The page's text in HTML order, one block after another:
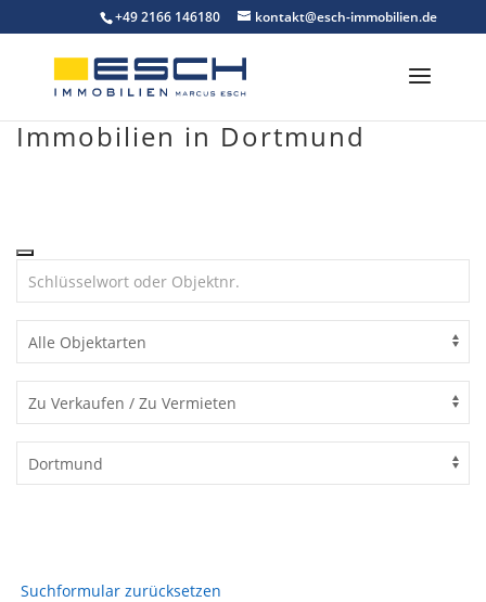
to
content
+49 2166 146180 kontakt@esch-immobilien.de
Immobilien in Dortmund
Suchformular zurücksetzen